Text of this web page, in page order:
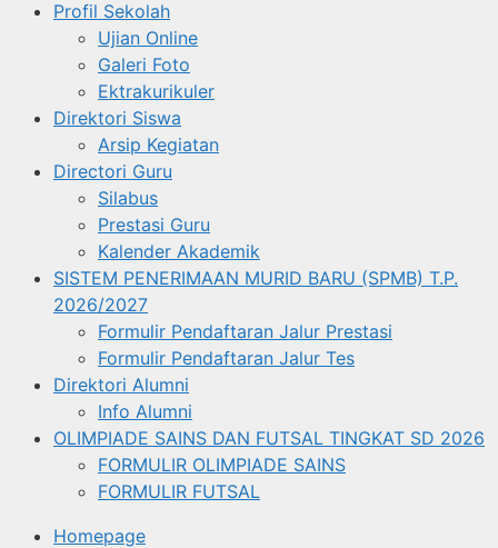
Profil Sekolah
Ujian Online
Galeri Foto
Ektrakurikuler
Direktori Siswa
Arsip Kegiatan
Directori Guru
Silabus
Prestasi Guru
Kalender Akademik
SISTEM PENERIMAAN MURID BARU (SPMB) T.P.
2026/2027
Formulir Pendaftaran Jalur Prestasi
Formulir Pendaftaran Jalur Tes
Direktori Alumni
Info Alumni
OLIMPIADE SAINS DAN FUTSAL TINGKAT SD 2026
FORMULIR OLIMPIADE SAINS
FORMULIR FUTSAL
Homepage